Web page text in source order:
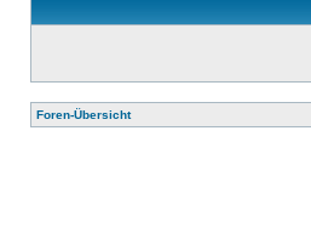
Foren-Übersicht